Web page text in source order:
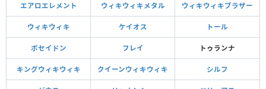
エアロエレメント ウィキウィキメタル ウィキウィキブラザー
ウィキウィキ ケイオス トール
ポセイドン フレイ トゥランナ
キングウィキウィキ クイーンウィキウィキ シルフ